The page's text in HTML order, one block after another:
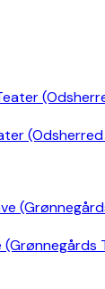
(Grønnegårds